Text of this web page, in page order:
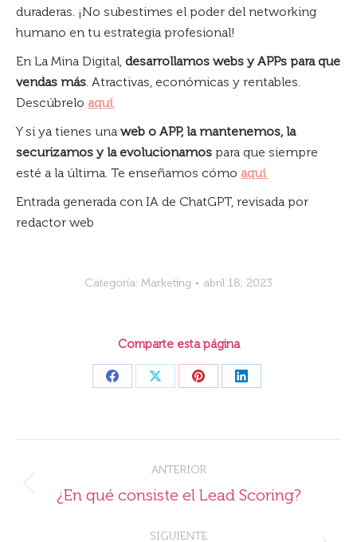
duraderas. ¡No subestimes el poder del networking
humano en tu estrategia profesional!
En La Mina Digital, desarrollamos webs y APPs para que
vendas más. Atractivas, económicas y rentables.
Descúbrelo aquí.
Y si ya tienes una web o APP, la mantenemos, la
securizamos y la evolucionamos para que siempre
esté a la última. Te enseñamos cómo aquí.
Entrada generada con IA de ChatGPT, revisada por
redactor web
Categoría: Marketing abril 18, 2023
Comparte esta página
Share
Share
Share
Share
Navegación
entre
publicaciones
ANTERIOR
Publicación
¿En qué consiste el Lead Scoring?
SIGUIENTE